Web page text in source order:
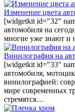
Изменение цвета
[widgetkit id="32"
автомобиля на
многие уже знают и
Винилография на
[widgetkit id="33"
автомобиля,
винилографией:
мире современных
стремятся…